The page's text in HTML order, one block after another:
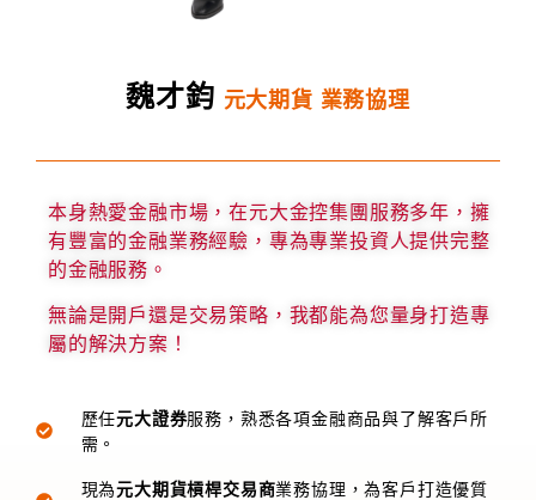
魏才鈞 元大期貨 業務協理
本身熱愛金融市場，在元大金控集團服務多年，擁
有豐富的金融業務經驗，專為專業投資人提供完整
的金融服務。
無論是開戶還是交易策略，我都能為您量身打造專
屬的解決方案！
歷任元大證券服務，熟悉各項金融商品與了解客戶所
需。
現為元大期貨槓桿交易商業務協理，為客戶打造優質